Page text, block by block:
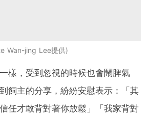
Wan-jing Lee提供
樣，受到忽視的時候也會鬧脾氣
飼主的分享，紛紛安慰表示：「其
任才敢背對著你放鬆」「我家背對